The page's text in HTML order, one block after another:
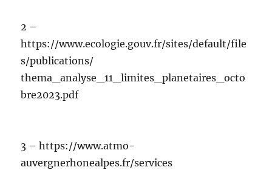
2 –
https://www.ecologie.gouv.fr/sites/default/file
s/publications/
thema_analyse_11_limites_planetaires_octo
bre2023.pdf
3 – https://www.atmo-
auvergnerhonealpes.fr/services